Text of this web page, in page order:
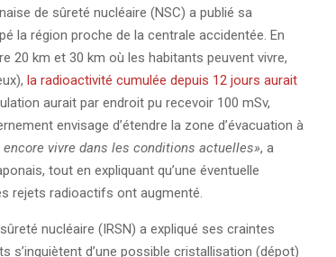
de sûreté nucléaire (NSC) a publié sa
la région proche de la centrale accidentée. En
20 km et 30 km où les habitants peuvent vivre,
la radioactivité cumulée depuis 12 jours aurait
aurait par endroit pu recevoir 100 mSv,
envisage d’étendre la zone d’évacuation à
vivre dans les conditions actuelles», a
tout en expliquant qu’une éventuelle
rejets radioactifs ont augmenté.
nucléaire (IRSN) a expliqué ses craintes
s’inquiètent d’une possible cristallisation (dépot)